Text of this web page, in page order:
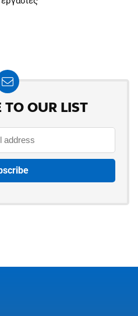
TO OUR LIST